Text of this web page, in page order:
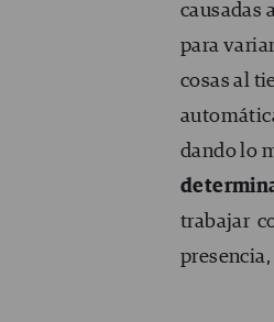
causadas
para
cosas al
dando lo
trabajar
presencia,